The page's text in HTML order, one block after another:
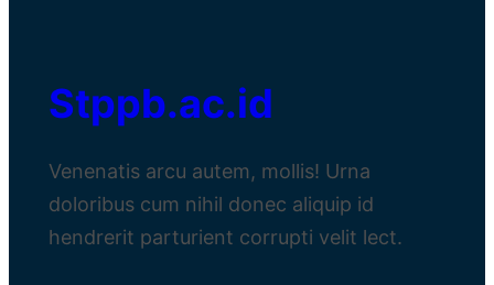
Stppb.ac.id
Venenatis arcu autem, mollis! Urna
doloribus cum nihil donec aliquip id
hendrerit parturient corrupti velit lect.